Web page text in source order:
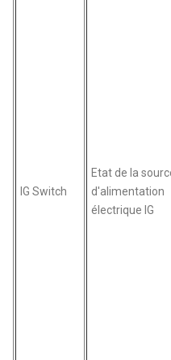
IG Switch
Etat de la
d'alimentation
électrique IG